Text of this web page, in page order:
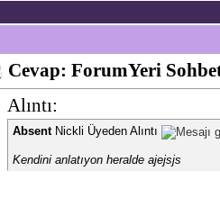
Cevap: ForumYeri
Alıntı:
AbsentNickli Üyeden Alıntı
Kendini anlatıyon heralde ajejsjs